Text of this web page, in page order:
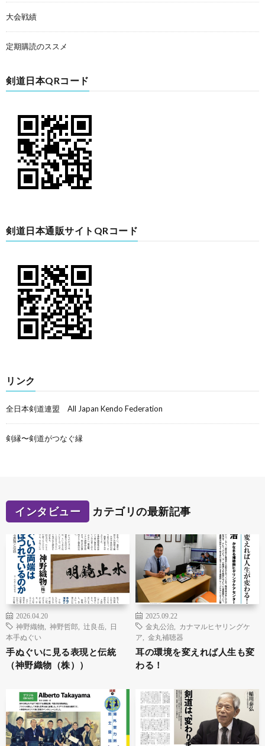
大会戦績
定期購読のススメ
剣道日本QRコード
剣道日本通販サイトQRコード
リンク
全日本剣道連盟 All Japan Kendo Federation
剣縁〜剣道がつなぐ縁
インタビュー カテゴリの最新記事
2026.04.20
神野織物
神野哲郎 辻良岳
日
本手ぬぐい
手ぬぐいに見る表現と伝統
（神野織物（株））
2025.09.22
金丸公治
カナマルヒヤリングケ
ア
金丸補聴器
耳の環境を変えれば人生も変
わる！